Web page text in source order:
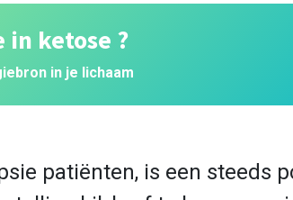
in ketose ?
in je lichaam
patiënten, is een steeds